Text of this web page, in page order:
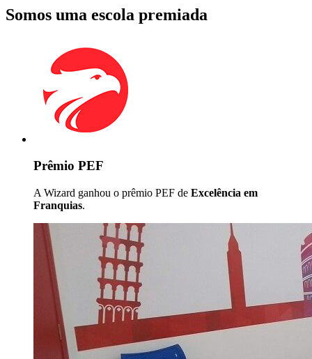
Somos uma escola premiada
Prêmio PEF
A Wizard ganhou o prêmio PEF de Excelência em
Franquias.